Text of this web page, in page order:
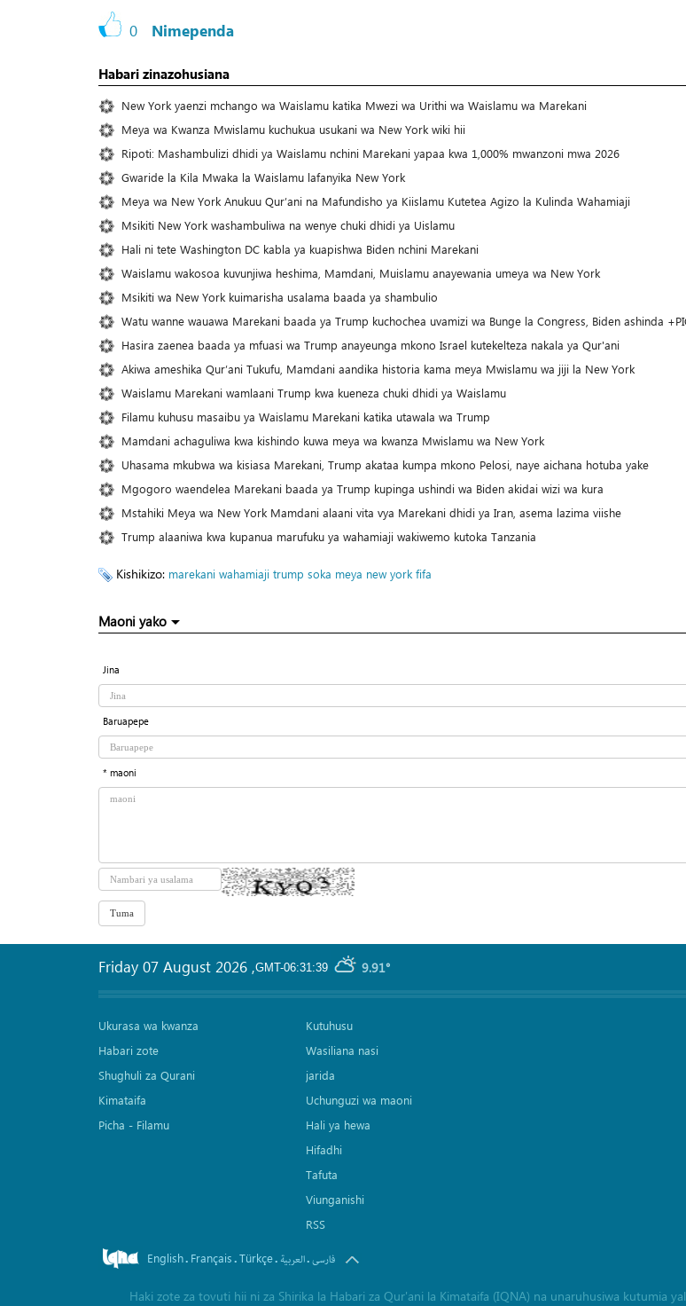
0 Nimependa
Habari zinazohusiana
New York yaenzi mchango wa Waislamu katika Mwezi wa Urithi wa Waislamu wa Marekani
Meya wa Kwanza Mwislamu kuchukua usukani wa New York wiki hii
Ripoti: Mashambulizi dhidi ya Waislamu nchini Marekani yapaa kwa 1,000% mwanzoni mwa 2026
Gwaride la Kila Mwaka la Waislamu lafanyika New York
Meya wa New York Anukuu Qur’ani na Mafundisho ya Kiislamu Kutetea Agizo la Kulinda Wahamiaji
Msikiti New York washambuliwa na wenye chuki dhidi ya Uislamu
Hali ni tete Washington DC kabla ya kuapishwa Biden nchini Marekani
Waislamu wakosoa kuvunjiwa heshima, Mamdani, Muislamu anayewania umeya wa New York
Msikiti wa New York kuimarisha usalama baada ya shambulio
Watu wanne wauawa Marekani baada ya Trump kuchochea uvamizi wa Bunge la Congress, Biden ashinda
Hasira zaenea baada ya mfuasi wa Trump anayeunga mkono Israel kutekelteza nakala ya Qur'ani
Akiwa ameshika Qur’ani Tukufu, Mamdani aandika historia kama meya Mwislamu wa jiji la New York
Waislamu Marekani wamlaani Trump kwa kueneza chuki dhidi ya Waislamu
Filamu kuhusu masaibu ya Waislamu Marekani katika utawala wa Trump
Mamdani achaguliwa kwa kishindo kuwa meya wa kwanza Mwislamu wa New York
Uhasama mkubwa wa kisiasa Marekani, Trump akataa kumpa mkono Pelosi, naye aichana hotuba yake
Mgogoro waendelea Marekani baada ya Trump kupinga ushindi wa Biden akidai wizi wa kura
Mstahiki Meya wa New York Mamdani alaani vita vya Marekani dhidi ya Iran, asema lazima viishe
Trump alaaniwa kwa kupanua marufuku ya wahamiaji wakiwemo kutoka Tanzania
Kishikizo: marekani wahamiaji trump soka meya new york fifa
Maoni yako
Jina
Baruapepe
* maoni
GMT-06:31:39 9.91°
Friday 07 August 2026 ,
Ukurasa wa kwanza
Habari zote
Shughuli za Qurani
Kimataifa
Picha‎ - Filamu‎
Kutuhusu
Wasiliana nasi
jarida
Uchunguzi wa maoni
Hali ya hewa
Hifadhi
Tafuta
Viunganishi
RSS
English. Français.Türkçe. العربیة.فارسی
Haki zote za tovuti hii ni za Shirika la Habari za Qur'ani la Kimataifa (IQNA) na unaruhusiwa kutumia